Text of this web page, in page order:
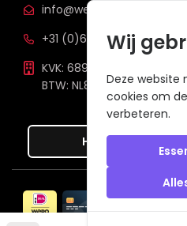
info@welzh.nl
+31 (0)6 26 51 83 20
KVK: 68977387
BTW: NL857672988B01
Hier de
Veilig
Wij
Deze website
cookies om
verbeteren.